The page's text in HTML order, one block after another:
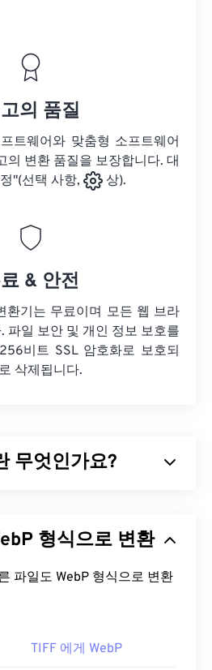
의 품질
트웨어와 맞춤형 소프트웨어
의 변환 품질을 보장합니다. 대
"(선택 사항,
상).
& 안전
환기는 무료이며 모든 웹 브라
파일 보안 및 개인 정보 보호를
비트 SSL 암호화로 보호되
삭제됩니다.
무엇인가요?
이미지는JPEG(JPG)및
품질은 비슷합니다. WebP 이
일 애플리케이션에서 빠르
떻게 여나요?
파일을 WebP 형식으로 변환
형식으로 변환
TIFF 에게 WebP